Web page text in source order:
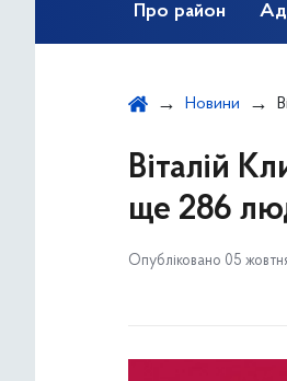
Про район
Новини
Віталій
ще 286
Опубліковано 05